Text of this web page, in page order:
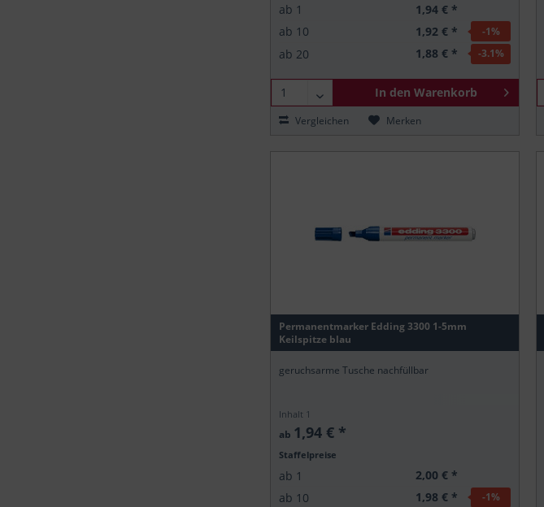
ab 1
1,94 € *
ab 10 1,92 € * -1%
ab 20 1,88 € * -3.1%
In den Warenkorb
Vergleichen Merken
Permanentmarker Edding 3300 1-5mm
Keilspitze blau
geruchsarme Tusche nachfüllbar
Inhalt 1
ab 1,94 € *
Staffelpreise
ab 1
2,00 € *
ab 10 1,98 € * -1%